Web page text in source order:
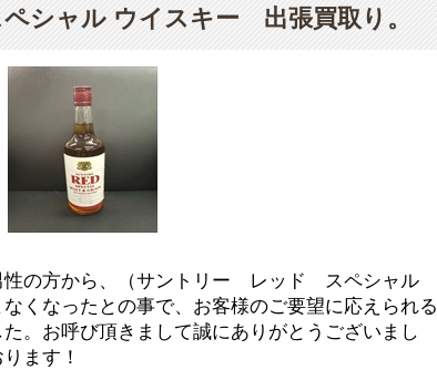
ャル ウイスキー 出張買取り。
性の方から、（サントリー レッド スペシャル
くなったとの事で、お客様のご要望に応えられる
。お呼び頂きまして誠にありがとうございまし
ます！